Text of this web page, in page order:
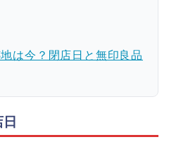
は今？閉店日と無印良品